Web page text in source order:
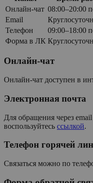
Онлайн-чат 08:00–20:00
Email
Телефон
09:00–18:00
Форма в ЛК
Онлайн-чат
Онлайн-чат доступен в
Электронная почта
Для обращения через
воспользуйтесь ссылкой.
Телефон горячей
Связаться можно по